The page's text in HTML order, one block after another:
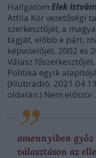
Hallgatom Elek István
Attila Kör vezetőségi
szerkesztőjét, a
tagját, előbb e párt,
képviselőjét, 2002 és
Válasz
Politika egyik
(Klubrádió,
oldalán.) Nem először
amennyiben
választáson az